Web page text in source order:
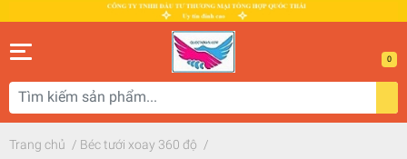
0
Trang chủ / Béc tưới xoay 360 độ /